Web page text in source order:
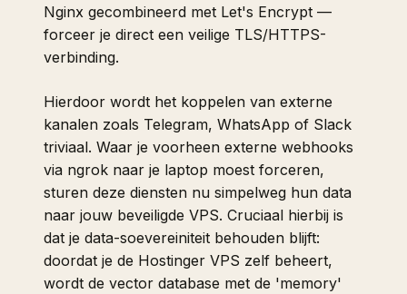
Nginx gecombineerd met Let's Encrypt —
forceer je direct een veilige TLS/HTTPS-
verbinding.
Hierdoor wordt het koppelen van externe
kanalen zoals Telegram, WhatsApp of Slack
triviaal. Waar je voorheen externe webhooks
via ngrok naar je laptop moest forceren,
sturen deze diensten nu simpelweg hun data
naar jouw beveiligde VPS. Cruciaal hierbij is
dat je data-soevereiniteit behouden blijft:
doordat je de Hostinger VPS zelf beheert,
wordt de vector database met de 'memory'